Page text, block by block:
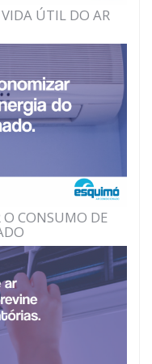
ÚTIL DO AR
O CONSUMO DE